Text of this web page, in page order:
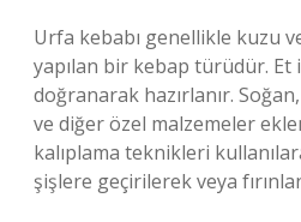
Urfa kebabı genellikle kuzu
yapılan bir kebap türüdür. Et
doğranarak hazırlanır.
ve diğer özel malzemeler
kalıplama teknikleri
şişlere geçirilerek veya